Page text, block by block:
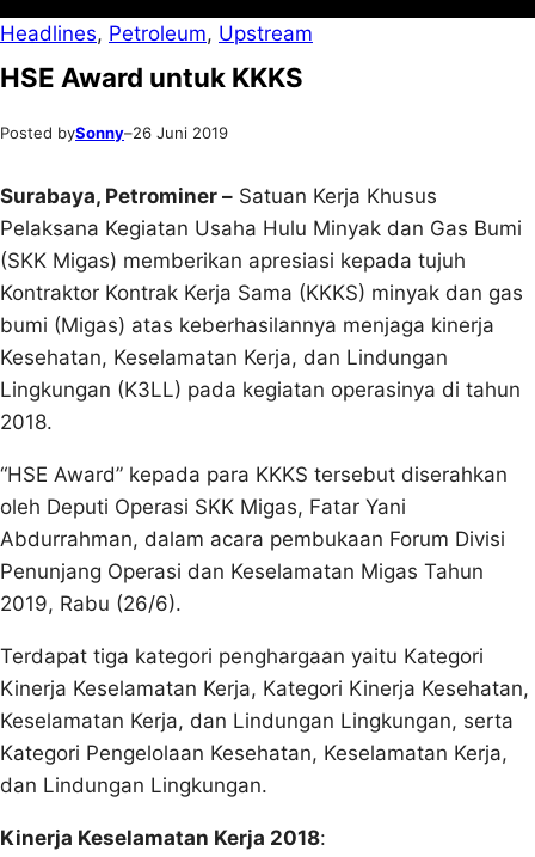
Headlines, Petroleum, Upstream
HSE Award untuk KKKS
Posted bySonny–26 Juni 2019
Surabaya, Petrominer – Satuan Kerja Khusus
Pelaksana Kegiatan Usaha Hulu Minyak dan Gas Bumi
(SKK Migas) memberikan apresiasi kepada tujuh
Kontraktor Kontrak Kerja Sama (KKKS) minyak dan gas
bumi (Migas) atas keberhasilannya menjaga kinerja
Kesehatan, Keselamatan Kerja, dan Lindungan
Lingkungan (K3LL) pada kegiatan operasinya di tahun
2018.
“HSE Award” kepada para KKKS tersebut diserahkan
oleh Deputi Operasi SKK Migas, Fatar Yani
Abdurrahman, dalam acara pembukaan Forum Divisi
Penunjang Operasi dan Keselamatan Migas Tahun
2019, Rabu (26/6).
Terdapat tiga kategori penghargaan yaitu Kategori
Kinerja Keselamatan Kerja, Kategori Kinerja Kesehatan,
Keselamatan Kerja, dan Lindungan Lingkungan, serta
Kategori Pengelolaan Kesehatan, Keselamatan Kerja,
dan Lindungan Lingkungan.
Kinerja Keselamatan Kerja 2018: